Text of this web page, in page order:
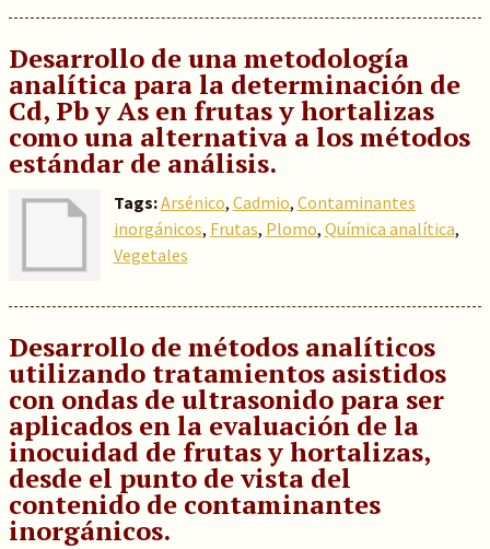
Desarrollo de una metodología
analítica para la determinación de
Cd, Pb y As en frutas y hortalizas
como una alternativa a los métodos
estándar de análisis.
Tags:Arsénico, Cadmio, Contaminantes
inorgánicos, Frutas, Plomo, Química analítica,
Vegetales
Desarrollo de métodos analíticos
utilizando tratamientos asistidos
con ondas de ultrasonido para ser
aplicados en la evaluación de la
inocuidad de frutas y hortalizas,
desde el punto de vista del
contenido de contaminantes
inorgánicos.